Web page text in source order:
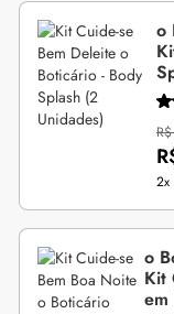
o
2x
o
Kit
em